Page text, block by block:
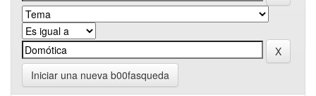
Iniciar una nueva b00fasqueda